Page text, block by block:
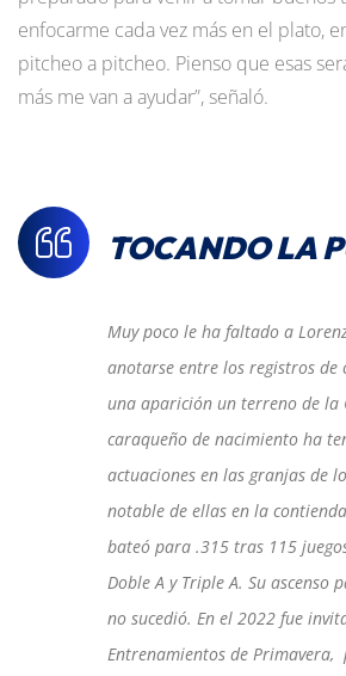
enfocarme cada vez más en el plato,
pitcheo a pitcheo. Pienso que esas
más me van a ayudar”, señaló.
TOCANDO LA
Muy poco le ha faltado a
anotarse entre los registros de
una aparición un terreno de la
caraqueño de nacimiento ha
actuaciones en las granjas de
notable de ellas en la
bateó para .315 tras 115
Doble A y Triple A. Su ascenso
no sucedió. En el 2022 fue
Entrenamientos de Primavera,